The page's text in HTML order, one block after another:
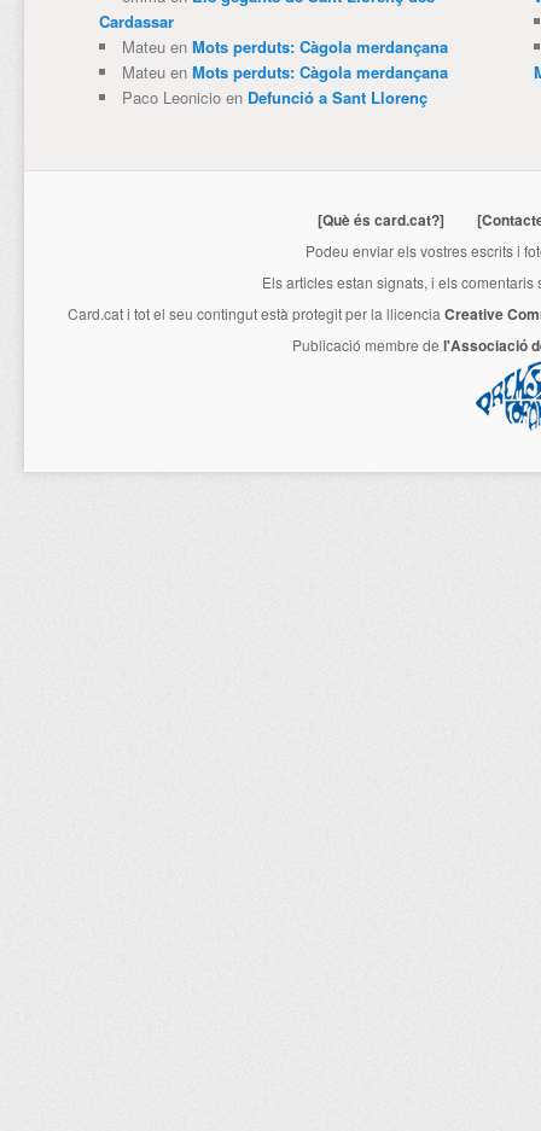
Cardassar
Mateuen Mots perduts: Càgola merdançana
Mateuen Mots perduts: Càgola merdançana
Paco Leonicioen Defunció a Sant Llorenç
[Què és card.cat?]
Podeu enviar els vostres escrits i
Els articles estan signats, i els
Card.cati tot el seu contingut està protegit per la llicencia Creative
Publicació membre de l'Associació